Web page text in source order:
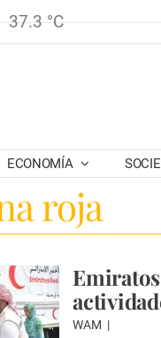
37.3 °C
ECONOMÍA
roja
WAM